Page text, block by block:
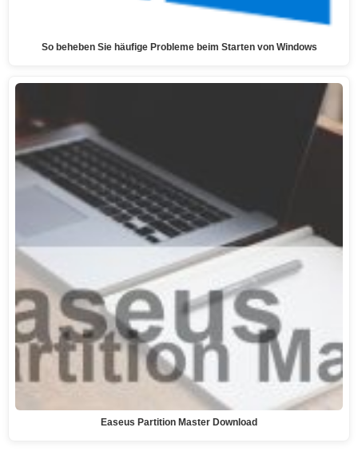
So beheben Sie häufige Probleme beim Starten von Windows
Easeus Partition Master Download